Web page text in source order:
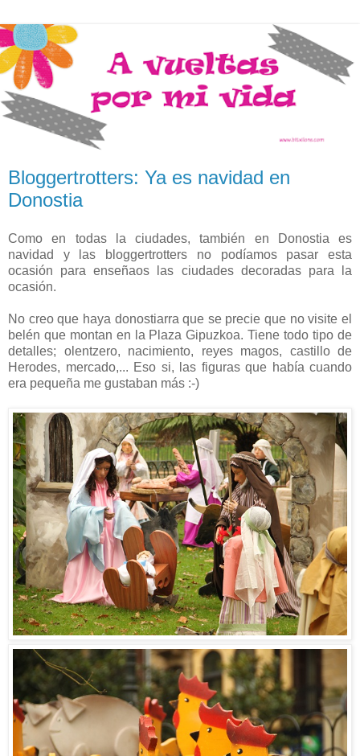
Bloggertrotters: Ya es navidad en
Donostia
Como en todas la ciudades, también en Donostia es
navidad y las bloggertrotters no podíamos pasar esta
ocasión para enseñaos las ciudades decoradas para la
ocasión.
No creo que haya donostiarra que se precie que no visite el
belén que montan en la Plaza Gipuzkoa. Tiene todo tipo de
detalles; olentzero, nacimiento, reyes magos, castillo de
Herodes, mercado,... Eso si, las figuras que había cuando
era pequeña me gustaban más :-)